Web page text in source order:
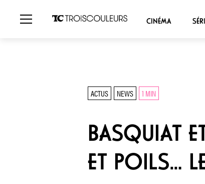
CINÉMA
ACTUS NEWS 1 MIN
BASQUIAT
ET POILS…